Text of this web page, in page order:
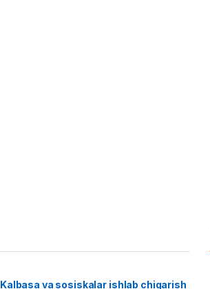
Kalbasa va sosiskalar ishlab chiqarish